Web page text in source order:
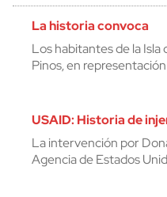
La historia convoca
Los habitantes de la
Pinos, en
USAID: Historia de
La intervención por
Agencia de Estados